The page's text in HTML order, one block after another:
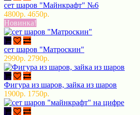
сет шаров "Майнкрафт" №6
4800р. 4650р.
Новинка!
сет шаров "Матроскин"
2990р. 2790р.
Фигура из шаров, зайка из шаров
1900р. 1750р.